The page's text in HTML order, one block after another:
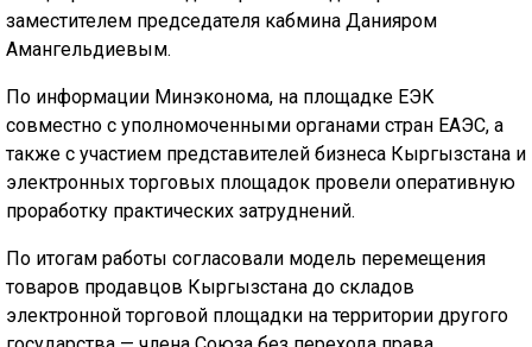
заместителем председателя кабмина Данияром
Амангельдиевым.
По информации Минэконома, на площадке ЕЭК
совместно с уполномоченными органами стран ЕАЭС, а
также с участием представителей бизнеса Кыргызстана и
электронных торговых площадок провели оперативную
проработку практических затруднений.
По итогам работы согласовали модель перемещения
товаров продавцов Кыргызстана до складов
электронной торговой площадки на территории другого